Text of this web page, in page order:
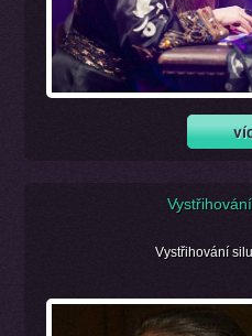
Vystřihování